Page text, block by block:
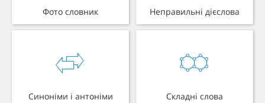
Фото словник Неправильні дієслова
Синоніми і антоніми Складні слова